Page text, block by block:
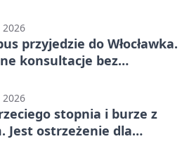
przyjedzie do Włocławka.
konsultacje bez
stopnia i burze z
Jest ostrzeżenie dla